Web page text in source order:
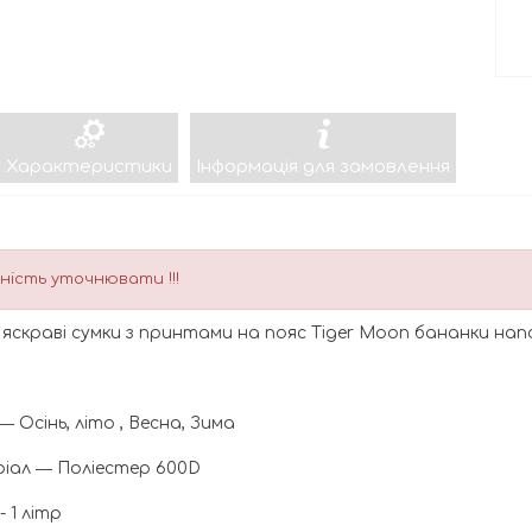
Характеристики Інформація для замовлення
уточнювати !!!
- яскраві сумки з принтами на пояс Tiger Moon бананки
Осінь, літо , Весна, Зима
― Поліестер 600D
1 літр